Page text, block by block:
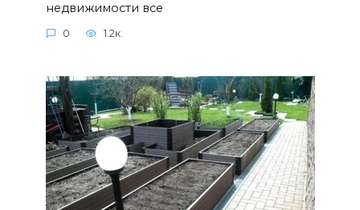
недвижимости все
0 1.2к.